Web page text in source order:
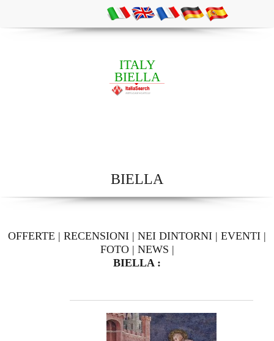
ITALY
BIELLA
BIELLA
OFFERTE | RECENSIONI | NEI DINTORNI | EVENTI |
FOTO| NEWS |
BIELLA :